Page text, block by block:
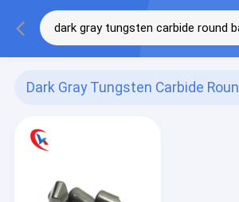
Dark Gray Tungsten Carbide